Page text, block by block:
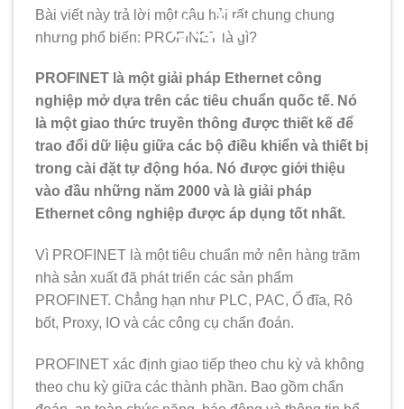
Bài viết này trả lời một câu hỏi rất chung chung
nhưng phổ biến: PROFINET là gì?
PROFINET là một giải pháp Ethernet công
nghiệp mở dựa trên các tiêu chuẩn quốc tế. Nó
là một giao thức truyền thông được thiết kế để
trao đổi dữ liệu giữa các bộ điều khiển và thiết bị
trong cài đặt tự động hóa. Nó được giới thiệu
vào đầu những năm 2000 và là giải pháp
Ethernet công nghiệp được áp dụng tốt nhất.
Vì PROFINET là một tiêu chuẩn mở nên hàng trăm
nhà sản xuất đã phát triển các sản phẩm
PROFINET. Chẳng hạn như PLC, PAC, Ổ đĩa, Rô
bốt, Proxy, IO và các công cụ chẩn đoán.
PROFINET xác định giao tiếp theo chu kỳ và không
theo chu kỳ giữa các thành phần. Bao gồm chẩn